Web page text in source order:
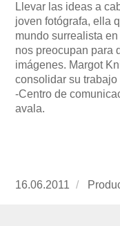
Llevar las ideas a
joven fotógrafa, ella
mundo surrealista
nos preocupan para
imágenes. Margot
consolidar su
-Centro de
avala.
Publicado
16.06.2011